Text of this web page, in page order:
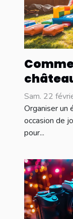
votre
Sam. 22
Organiser un
occasion de
pour...